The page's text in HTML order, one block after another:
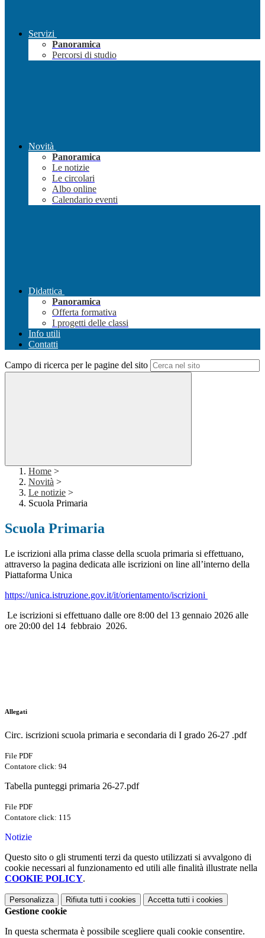
Servizi
Panoramica
Percorsi di studio
Novità
Panoramica
Le notizie
Le circolari
Albo online
Calendario eventi
Didattica
Panoramica
Offerta formativa
I progetti delle classi
Info utili
Contatti
Campo di ricerca per le pagine del sito
Home >
Novità >
Le notizie >
Scuola Primaria
Scuola Primaria
Le iscrizioni alla prima classe della scuola primaria si effettuano,
attraverso la pagina dedicata alle iscrizioni on line all’interno della
Piattaforma Unica
https://unica.istruzione.gov.it/it/orientamento/iscrizioni
Le iscrizioni si effettuano dalle ore 8:00 del 13 gennaio 2026 alle
ore 20:00 del 14 febbraio 2026.
Allegati
Circ. iscrizioni scuola primaria e secondaria di I grado 26-27 .pdf
File PDF
Contatore click: 94
Tabella punteggi primaria 26-27.pdf
File PDF
Contatore click: 115
Notizie
Questo sito o gli strumenti terzi da questo utilizzati si avvalgono di
cookie necessari al funzionamento ed utili alle finalità illustrate nella
COOKIE POLICY.
Personalizza Rifiuta tutti i cookies Accetta tutti i cookies
Gestione cookie
In questa schermata è possibile scegliere quali cookie consentire.